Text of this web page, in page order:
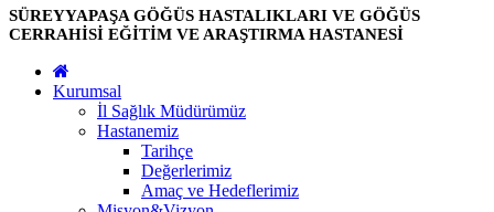
SÜREYYAPAŞA GÖĞÜS HASTALIKLARI VE GÖĞÜS
CERRAHİSİ EĞİTİM VE ARAŞTIRMA HASTANESİ
Kurumsal
İl Sağlık Müdürümüz
Hastanemiz
Tarihçe
Değerlerimiz
Amaç ve Hedeflerimiz